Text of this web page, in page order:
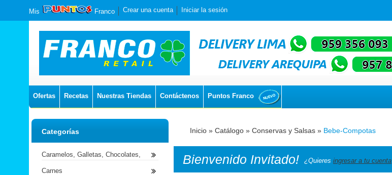
Mis Franco Crear una cuenta Iniciar la sesión
Ofertas Recetas Nuestras Tiendas Contáctenos Puntos Franco
Inicio » Catálogo » Conservas y Salsas » Bebe-Compotas
Bienvenido Invitado! ¿Quieres ingresar a tu cuenta
Categorías
Caramelos, Galletas, Chocolates,
Carnes